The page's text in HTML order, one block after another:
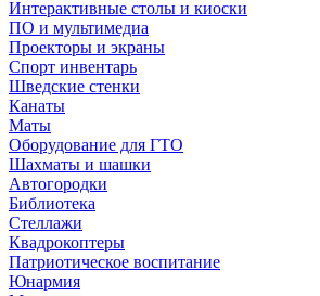
Интерактивные столы и киоски
ПО и мультимедиа
Проекторы и экраны
Спорт инвентарь
Шведские стенки
Канаты
Маты
Оборудование для ГТО
Шахматы и шашки
Автогородки
Библиотека
Стеллажи
Квадрокоптеры
Патриотическое воспитание
Юнармия